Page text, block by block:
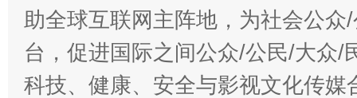
助全球互联网主阵地，为社会公
台，促进国际之间公众/公民/大众/
科技、健康、安全与影视文化传